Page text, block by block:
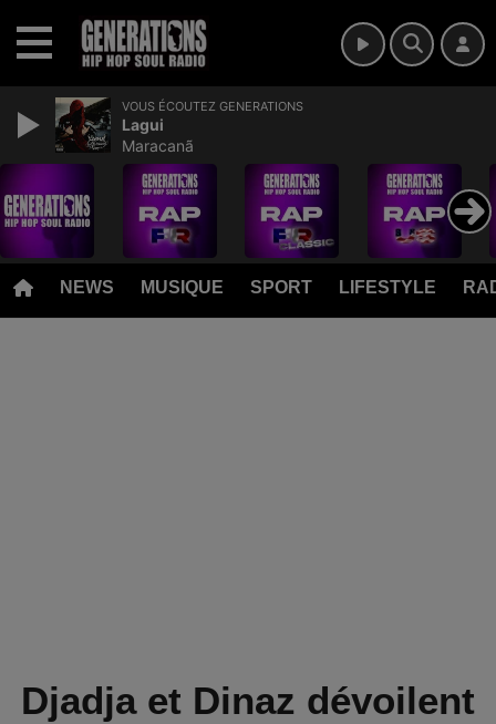
NEWS MUSIQUE SPORT LIFESTYLE
Djadja et Dinaz dévoilent
VOUS ÉCOUTEZ GENERATIONS
Lagui
Maracanã